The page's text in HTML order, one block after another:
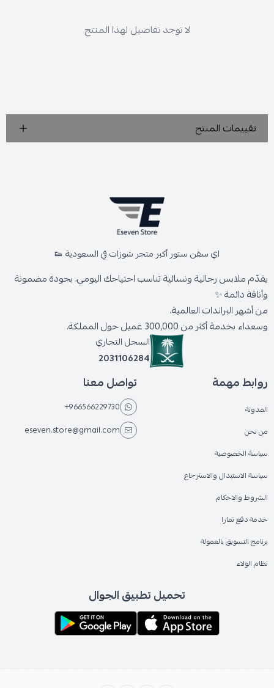
لا توجد تفاصيل لهذا المنتج
تقييمات المنتج
اي سفن ستور أكبر متجر شوزات في السعودية 👟
يقدّم ملابس رجالية ونسائية تناسب احتياجك اليومي، بجودة مضمونة
وأناقة دائمة ✨
من أشهر البراندات العالمية،
وسعداء بخدمة أكثر من 300,000 عميل حول المملكة.
السجل التجاري
2031106284
روابط مهمة
المدونة
من نحن
سياسة الخصوصية
سياسة الاستبدال والاسترجاع
الشروط والاحكام
خدمة دفع تمارا
برنامج التسويق بالعمولة
نظام الولاء
تواصل معنا
+966566229730
eseven.store@gmail.com
تحميل تطبيق الجوال